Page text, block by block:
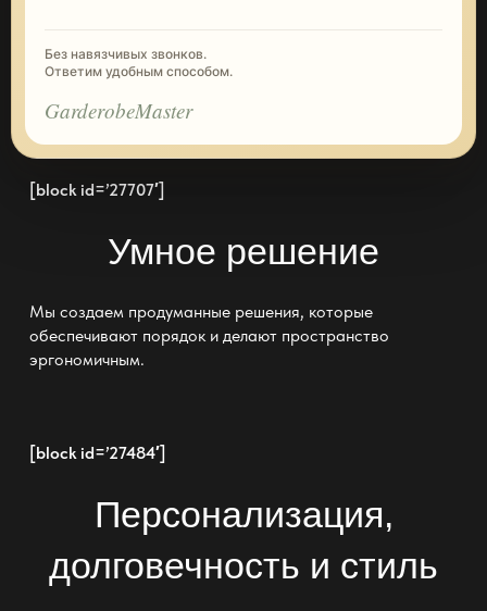
Без навязчивых звонков.
Ответим удобным способом.
GarderobeMaster
[block id=’27707′]
Умное решение
Мы создаем продуманные решения, которые
обеспечивают порядок и делают пространство
эргономичным.
[block id=’27484′]
Персонализация,
долговечность и стиль